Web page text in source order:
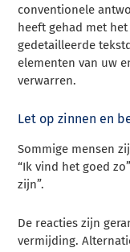
conventionele
heeft gehad met
gedetailleerde
elementen van uw
verwarren.
Let op zinnen en
Sommige mensen
“Ik vind het goed
zijn”.
De reacties zijn
vermijding.